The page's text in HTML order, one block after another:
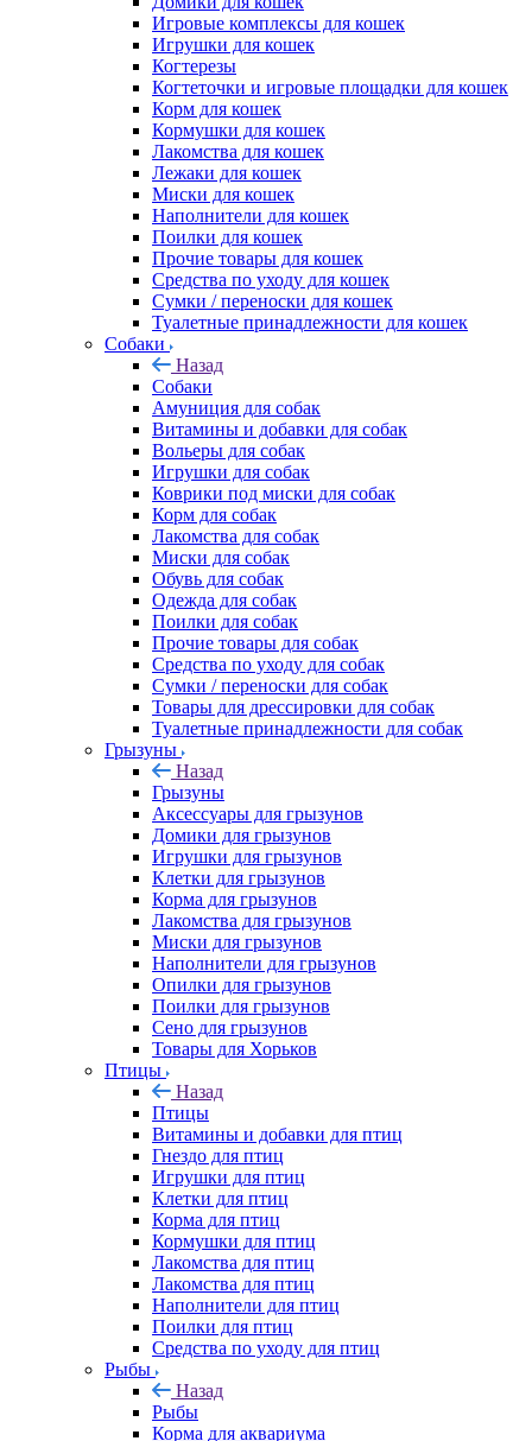
Игровые комплексы для кошек
Игрушки для кошек
Когтерезы
Когтеточки и игровые площадки для кошек
Корм для кошек
Кормушки для кошек
Лакомства для кошек
Лежаки для кошек
Миски для кошек
Наполнители для кошек
Поилки для кошек
Прочие товары для кошек
Средства по уходу для кошек
Сумки / переноски для кошек
Туалетные принадлежности для кошек
Собаки
Назад
Собаки
Амуниция для собак
Витамины и добавки для собак
Вольеры для собак
Игрушки для собак
Коврики под миски для собак
Корм для собак
Лакомства для собак
Миски для собак
Обувь для собак
Одежда для собак
Поилки для собак
Прочие товары для собак
Средства по уходу для собак
Сумки / переноски для собак
Товары для дрессировки для собак
Туалетные принадлежности для собак
Грызуны
Назад
Грызуны
Аксессуары для грызунов
Домики для грызунов
Игрушки для грызунов
Клетки для грызунов
Корма для грызунов
Лакомства для грызунов
Миски для грызунов
Наполнители для грызунов
Опилки для грызунов
Поилки для грызунов
Сено для грызунов
Товары для Хорьков
Птицы
Назад
Птицы
Витамины и добавки для птиц
Гнездо для птиц
Игрушки для птиц
Клетки для птиц
Корма для птиц
Кормушки для птиц
Лакомства для птиц
Лакомства для птиц
Наполнители для птиц
Поилки для птиц
Средства по уходу для птиц
Рыбы
Назад
Рыбы
Корма для аквариума